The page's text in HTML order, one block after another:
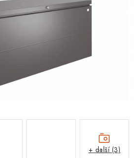
+ další (3)